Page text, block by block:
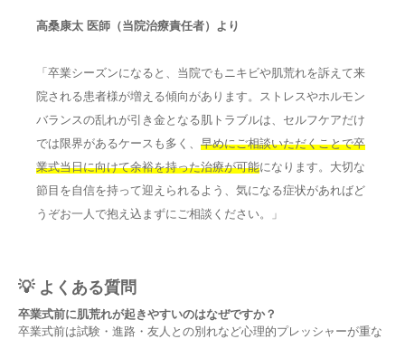
高桑康太 医師（当院治療責任者）より
「卒業シーズンになると、当院でもニキビや肌荒れを訴えて来
院される患者様が増える傾向があります。ストレスやホルモン
バランスの乱れが引き金となる肌トラブルは、セルフケアだけ
では限界があるケースも多く、 早めにご相談いただくことで卒
業式当日に向けて余裕を持った治療が可能になります。大切な
節目を自信を持って迎えられるよう、気になる症状があればど
うぞお一人で抱え込まずにご相談ください。」
💡 よくある質問
卒業式前に肌荒れが起きやすいのはなぜですか？
卒業式前は試験・進路・友人との別れなど心理的プレッシャーが重な